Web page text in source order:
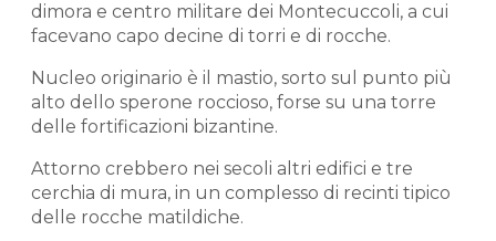
dimora e centro militare dei Montecuccoli, a cui
facevano capo decine di torri e di rocche.
Nucleo originario è il mastio, sorto sul punto più
alto dello sperone roccioso, forse su una torre
delle fortificazioni bizantine.
Attorno crebbero nei secoli altri edifici e tre
cerchia di mura, in un complesso di recinti tipico
delle rocche matildiche.